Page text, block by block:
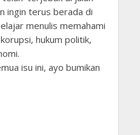
ingin terus berada di
menulis memahami
hukum politik,
isu ini, ayo bumikan